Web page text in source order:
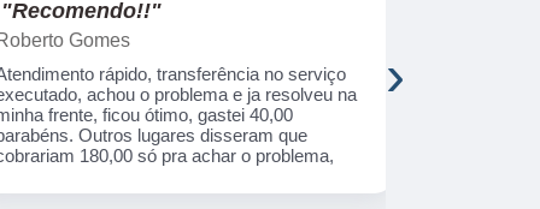
"Recomendo!!"
Gomes
rápido, transferência no serviço
achou o problema e ja resolveu na
frente, ficou ótimo, gastei 40,00
Outros lugares disseram que
180,00 só pra achar o problema,
›